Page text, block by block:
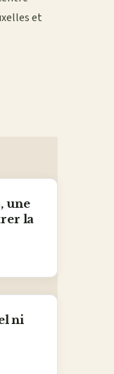
et
une
la
ni